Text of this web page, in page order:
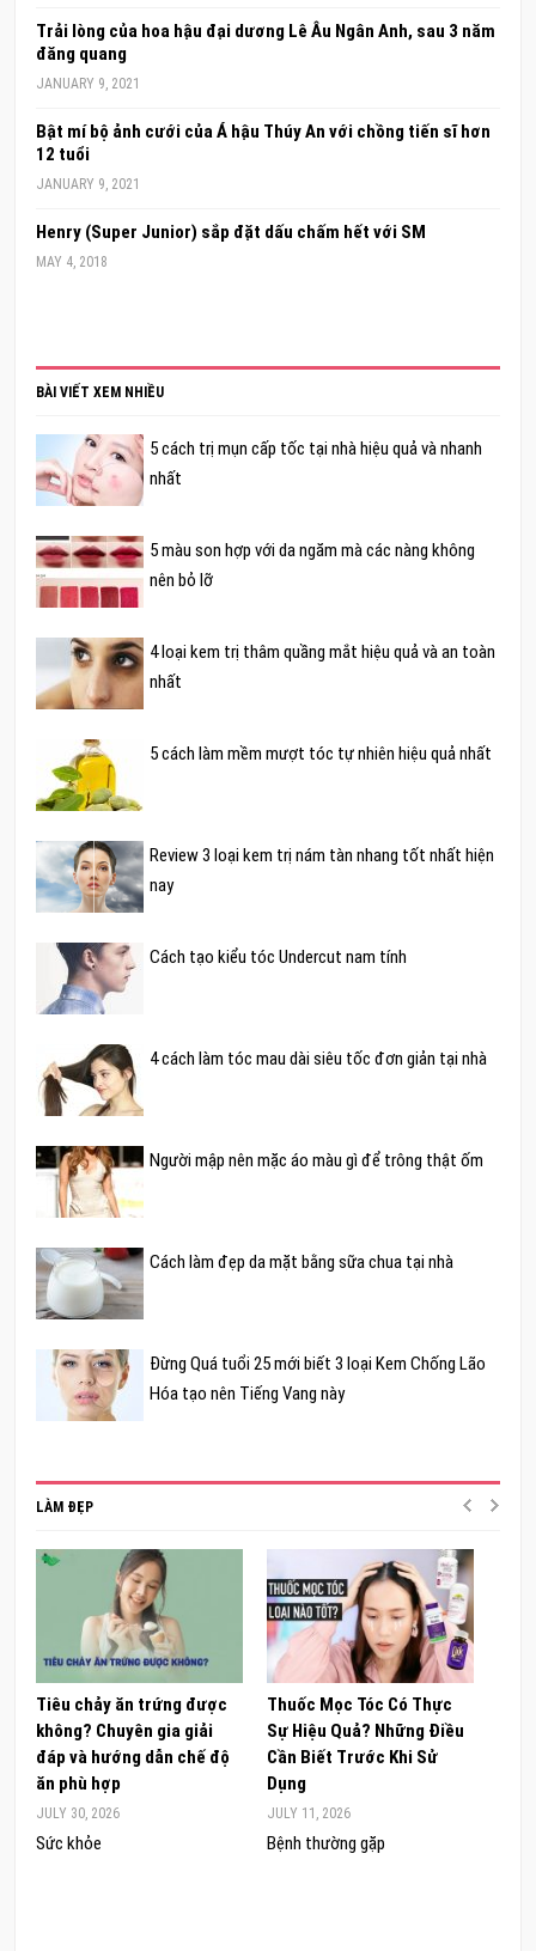
Trải lòng của hoa hậu đại dương Lê Âu Ngân Anh, sau 3 năm
đăng quang
JANUARY 9, 2021
Bật mí bộ ảnh cưới của Á hậu Thúy An với chồng tiến sĩ hơn
12 tuổi
JANUARY 9, 2021
Henry (Super Junior) sắp đặt dấu chấm hết với SM
MAY 4, 2018
BÀI VIẾT XEM NHIỀU
5 cách trị mụn cấp tốc tại nhà hiệu quả và nhanh
nhất
5 màu son hợp với da ngăm mà các nàng không
nên bỏ lỡ
4 loại kem trị thâm quầng mắt hiệu quả và an toàn
nhất
5 cách làm mềm mượt tóc tự nhiên hiệu quả nhất
Review 3 loại kem trị nám tàn nhang tốt nhất hiện
nay
Cách tạo kiểu tóc Undercut nam tính
4 cách làm tóc mau dài siêu tốc đơn giản tại nhà
Người mập nên mặc áo màu gì để trông thật ốm
Cách làm đẹp da mặt bằng sữa chua tại nhà
Đừng Quá tuổi 25 mới biết 3 loại Kem Chống Lão
Hóa tạo nên Tiếng Vang này
LÀM ĐẸP
Tiêu chảy ăn trứng được
không? Chuyên gia giải
đáp và hướng dẫn chế độ
ăn phù hợp
JULY 30, 2026
Sức khỏe
Thuốc Mọc Tóc Có Thực
Sự Hiệu Quả? Những Điều
Cần Biết Trước Khi Sử
Dụng
JULY 11, 2026
Bệnh thường gặp